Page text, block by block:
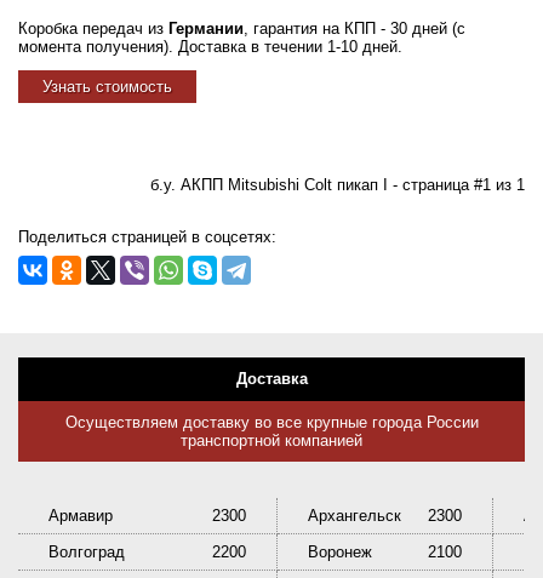
Коробка передач из Германии, гарантия на КПП - 30 дней (с
момента получения). Доставка в течении 1-10 дней.
Узнать стоимость
б.у. АКПП Mitsubishi Colt пикап I - страница #1 из 1
Поделиться страницей в соцсетях:
Доставка
Осуществляем доставку во все крупные города России
транспортной компанией
Армавир 2300 Архангельск 2300
Волгоград
2200 Воронеж 2100